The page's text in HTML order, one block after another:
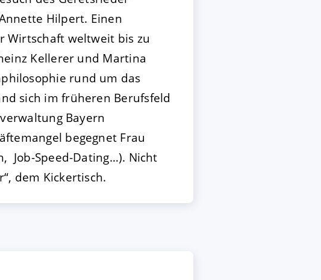
Hilpert. Einen
Wirtschaft weltweit bis zu
Kellerer und Martina
rund um das
sich im früheren Berufsfeld
Bayern
begegnet Frau
Job-Speed-Dating…). Nicht
dem Kickertisch.